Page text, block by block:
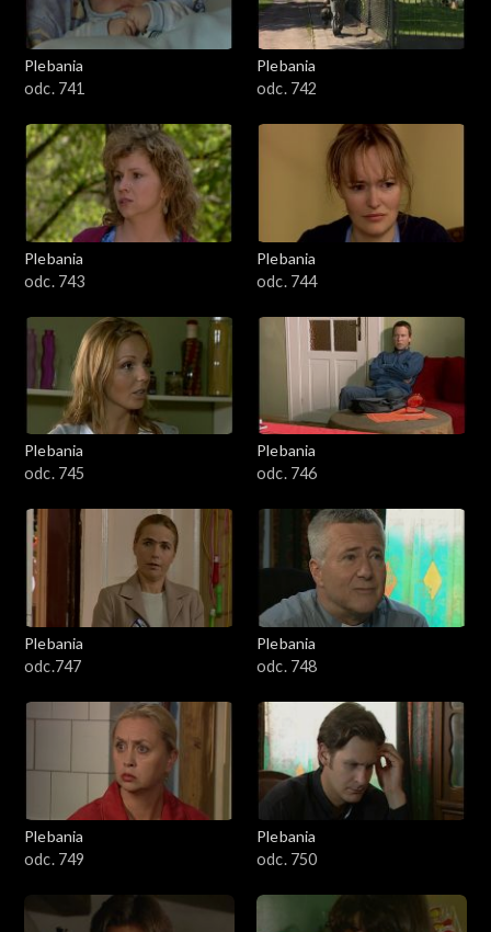
Plebania
odc. 741
Plebania
odc. 742
Plebania
odc. 743
Plebania
odc. 744
Plebania
odc. 745
Plebania
odc. 746
Plebania
odc.747
Plebania
odc. 748
Plebania
odc. 749
Plebania
odc. 750